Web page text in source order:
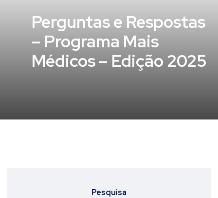
Perguntas e Respostas
– Programa Mais
Médicos – Edição 2025
Pesquisa